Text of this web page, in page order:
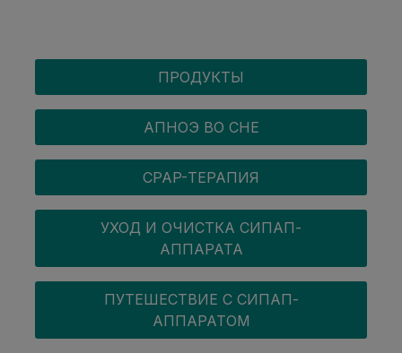
ПРОДУКТЫ
АПНОЭ ВО СНЕ
CPAP-ТЕРАПИЯ
УХОД И ОЧИСТКА СИПАП-
АППАРАТА
ПУТЕШЕСТВИЕ С СИПАП-
АППАРАТОМ